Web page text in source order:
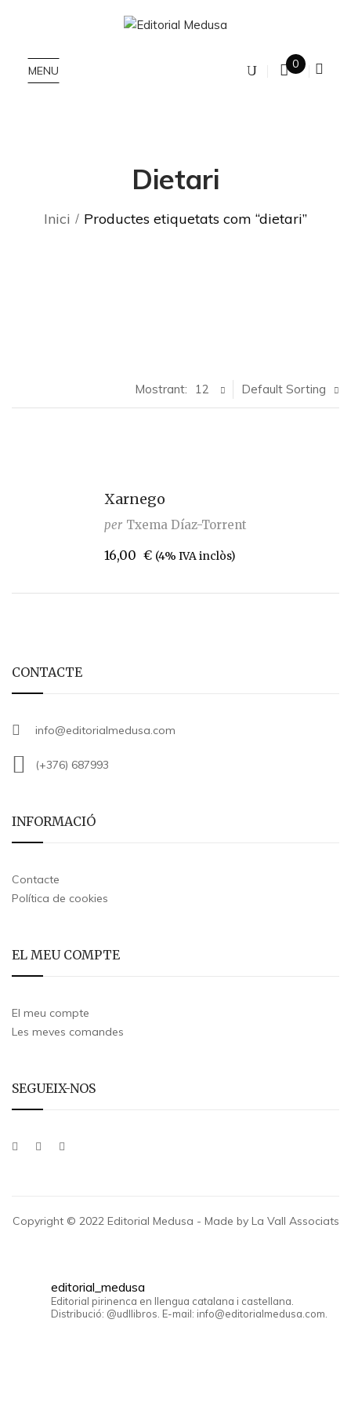
MENU 0
Dietari
Inici Productes etiquetats com “dietari”
Default Sorting
Mostrant: 12
Xarnego
per Txema Díaz-Torrent
16,00 € (4% IVA inclòs)
CONTACTE
info@editorialmedusa.com
(+376) 687993
INFORMACIÓ
Contacte
Política de cookies
EL MEU COMPTE
El meu compte
Les meves comandes
SEGUEIX-NOS
Copyright © 2022 Editorial Medusa - Made by La Vall Associats
editorial_medusa
Editorial pirinenca en llengua catalana i castellana.
Distribució: @udllibros. E-mail: info@editorialmedusa.com.